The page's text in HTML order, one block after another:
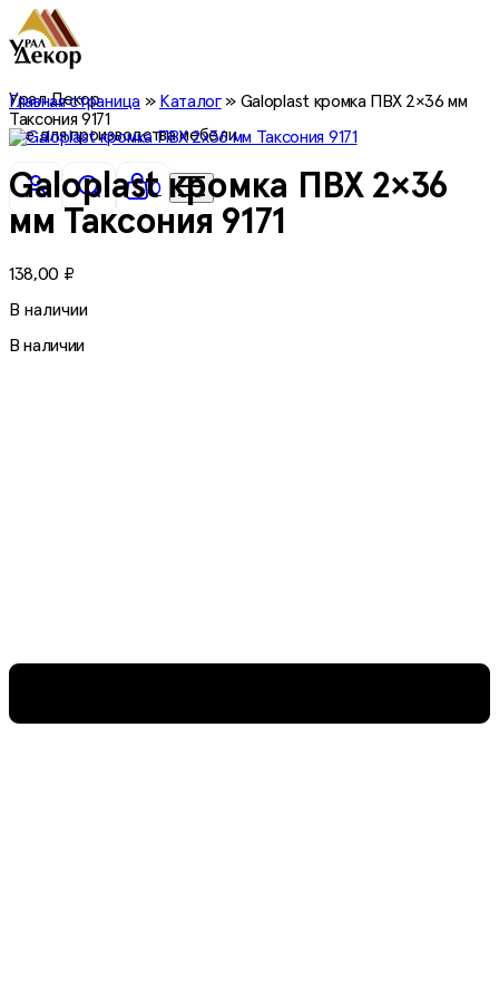
Урал Декор
все для производства мебели
0
Главная страница» Каталог» Galoplast кромка ПВХ 2×36 мм
Таксония 9171
Galoplast кромка ПВХ 2×36
мм Таксония 9171
138,00 ₽
В наличии
В наличии